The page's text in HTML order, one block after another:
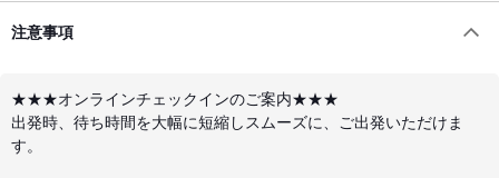
注意事項
★★★オンラインチェックインのご案内★★★
出発時、待ち時間を大幅に短縮しスムーズに、ご出発いただけま
す。